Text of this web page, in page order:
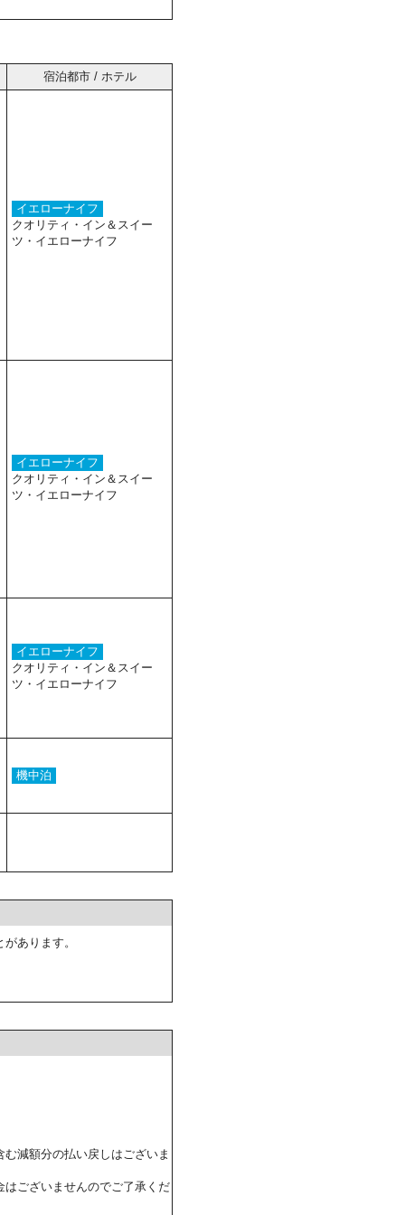
宿泊都市 / ホテル
イエローナイフ
クオリティ・イン＆スイー
ツ・イエローナイフ
イエローナイフ
クオリティ・イン＆スイー
ツ・イエローナイフ
イエローナイフ
クオリティ・イン＆スイー
ツ・イエローナイフ
機中泊
あります。
減額分の払い戻しはございま
ございませんのでご了承くだ